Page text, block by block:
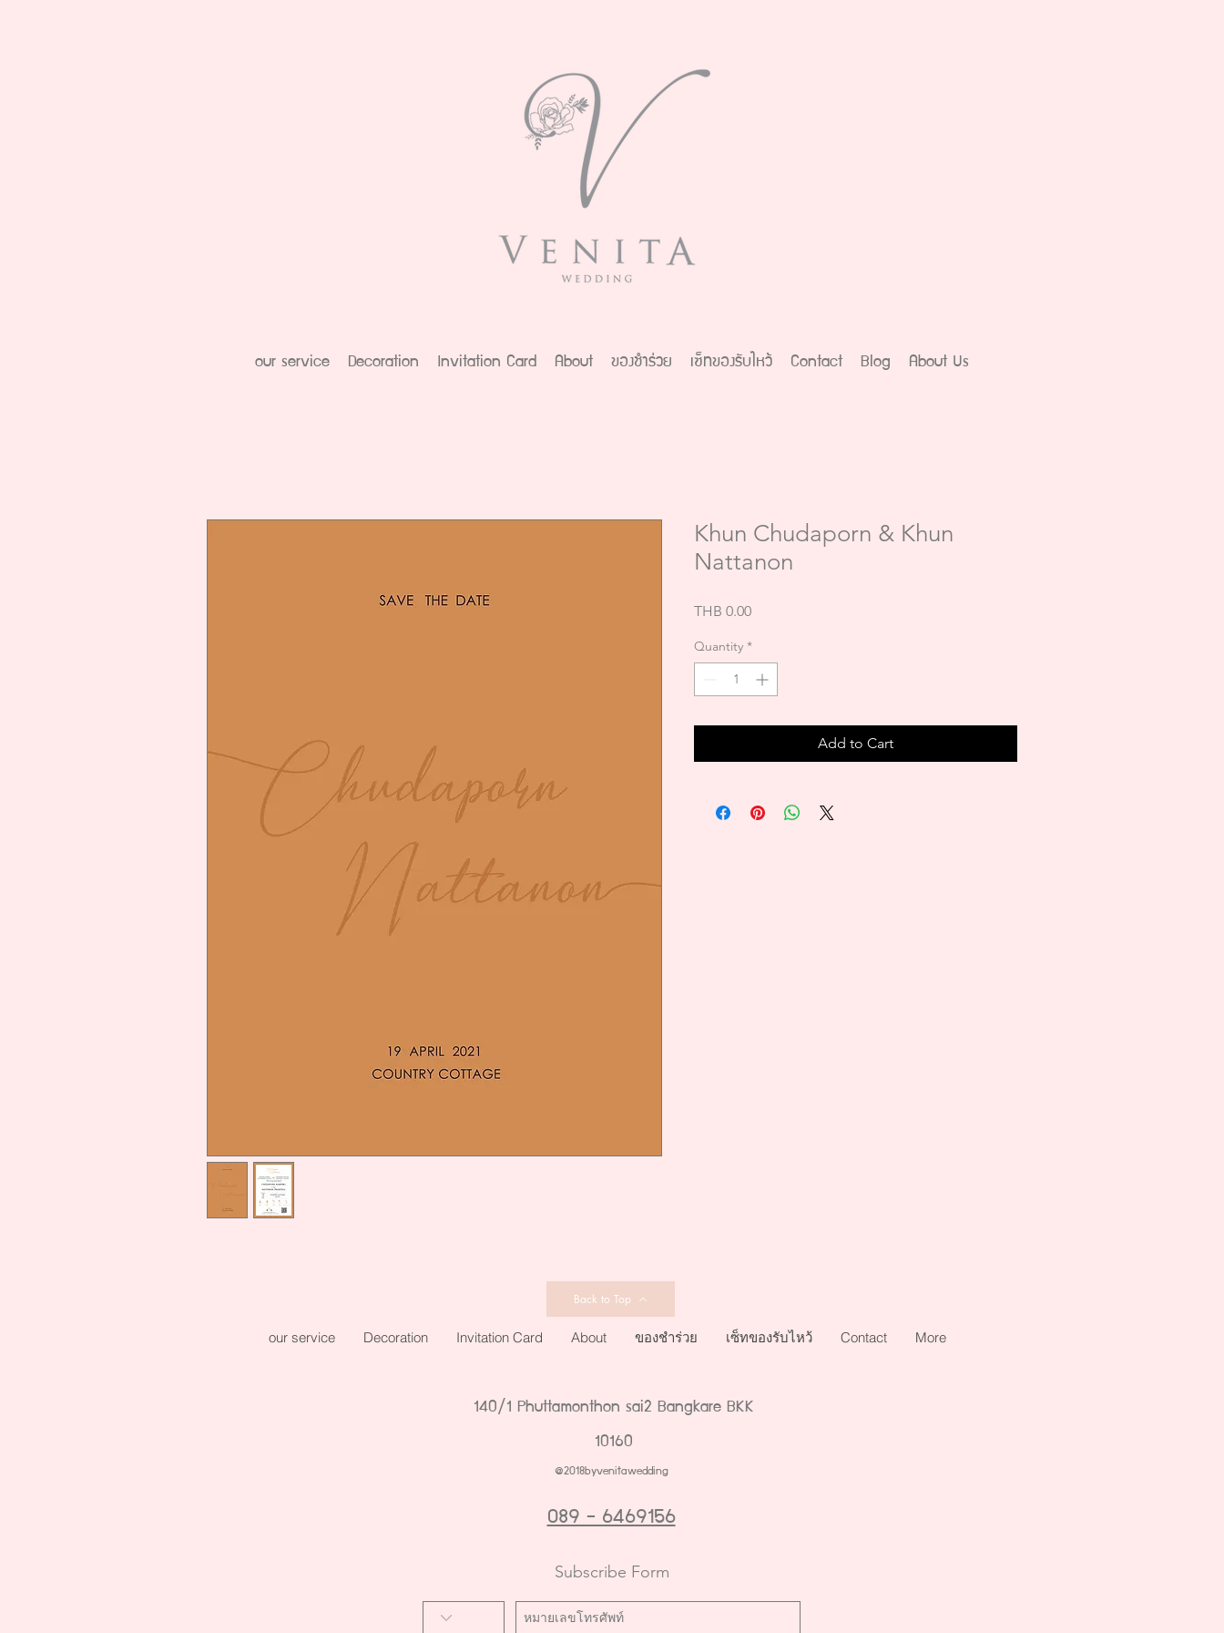
our service Decoration Invitation Card About ของชำร่วย เซ็ทของรับไหว้ Contact Blog About Us
Khun Chudaporn & Khun
Nattanon
THB 0.00Price
Quantity *
Add to Cart
Back to Top
our service Decoration Invitation Card About ของชำร่วย เซ็ทของรับไหว้ Contact More
140/1 Phuttamonthon sai2 Bangkare BKK
10160
@2018byvenitawedding
089 - 6469156
Subscribe Form